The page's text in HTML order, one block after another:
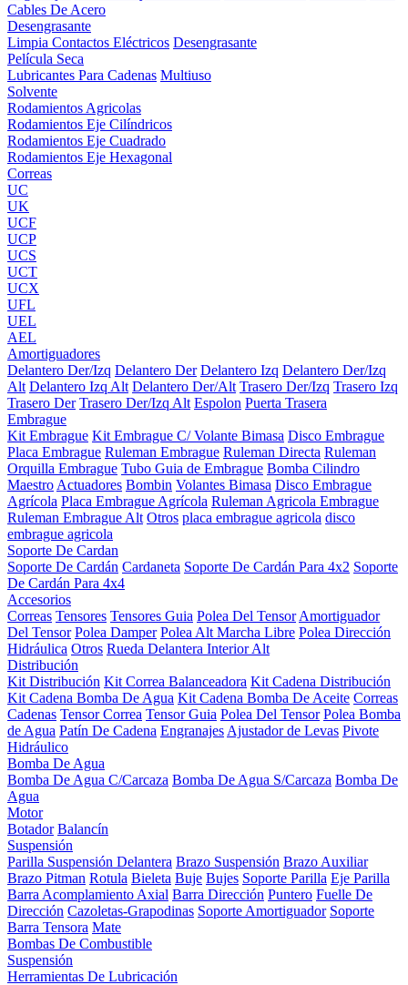
Cables De Acero
Desengrasante
Limpia Contactos Eléctricos Desengrasante
Película Seca
Lubricantes Para Cadenas Multiuso
Solvente
Rodamientos Agricolas
Rodamientos Eje Cilíndricos
Rodamientos Eje Cuadrado
Rodamientos Eje Hexagonal
Correas
UC
UK
UCF
UCP
UCS
UCT
UCX
UFL
UEL
AEL
Amortiguadores
Delantero Der/Izq Delantero Der Delantero Izq Delantero Der/Izq
Alt Delantero Izq Alt Delantero Der/Alt Trasero Der/Izq Trasero Izq
Trasero Der Trasero Der/Izq Alt Espolon Puerta Trasera
Embrague
Kit Embrague Kit Embrague C/ Volante Bimasa Disco Embrague
Placa Embrague Ruleman Embrague Ruleman Directa Ruleman
Orquilla Embrague Tubo Guia de Embrague Bomba Cilindro
Maestro Actuadores Bombin Volantes Bimasa Disco Embrague
Agrícola Placa Embrague Agrícola Ruleman Agricola Embrague
Ruleman Embrague Alt Otros placa embrague agricola disco
embrague agricola
Soporte De Cardan
Soporte De Cardán Cardaneta Soporte De Cardán Para 4x2 Soporte
De Cardán Para 4x4
Accesorios
Correas Tensores Tensores Guia Polea Del Tensor Amortiguador
Del Tensor Polea Damper Polea Alt Marcha Libre Polea Dirección
Hidráulica Otros Rueda Delantera Interior Alt
Distribución
Kit Distribución Kit Correa Balanceadora Kit Cadena Distribución
Kit Cadena Bomba De Agua Kit Cadena Bomba De Aceite Correas
Cadenas Tensor Correa Tensor Guia Polea Del Tensor Polea Bomba
de Agua Patín De Cadena Engranajes Ajustador de Levas Pivote
Hidráulico
Bomba De Agua
Bomba De Agua C/Carcaza Bomba De Agua S/Carcaza Bomba De
Agua
Motor
Botador Balancín
Suspensión
Parilla Suspensión Delantera Brazo Suspensión Brazo Auxiliar
Brazo Pitman Rotula Bieleta Buje Bujes Soporte Parilla Eje Parilla
Barra Acomplamiento Axial Barra Dirección Puntero Fuelle De
Dirección Cazoletas-Grapodinas Soporte Amortiguador Soporte
Barra Tensora Mate
Bombas De Combustible
Suspensión
Herramientas De Lubricación